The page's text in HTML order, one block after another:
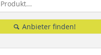
Anbieter finden!